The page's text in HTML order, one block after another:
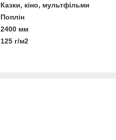
Казки, кіно, мультфільми
Поплін
2400 мм
125 г/м2